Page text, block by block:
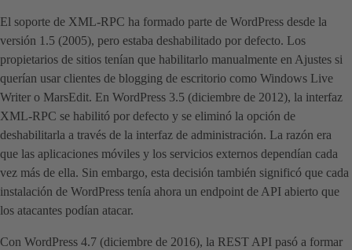
El soporte de XML-RPC ha formado parte de WordPress desde la
versión 1.5 (2005), pero estaba deshabilitado por defecto. Los
propietarios de sitios tenían que habilitarlo manualmente en Ajustes si
querían usar clientes de blogging de escritorio como Windows Live
Writer o MarsEdit. En WordPress 3.5 (diciembre de 2012), la interfaz
XML-RPC se habilitó por defecto y se eliminó la opción de
deshabilitarla a través de la interfaz de administración. La razón era
que las aplicaciones móviles y los servicios externos dependían cada
vez más de ella. Sin embargo, esta decisión también significó que cada
instalación de WordPress tenía ahora un endpoint de API abierto que
los atacantes podían atacar.
Con WordPress 4.7 (diciembre de 2016), la REST API pasó a formar